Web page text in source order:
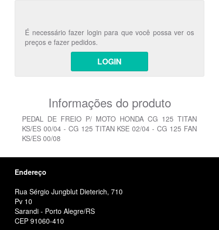
É necessário fazer login para que você possa ver os
preços e fazer pedidos.
LOGIN
Informações do produto
PEDAL DE FREIO P/ MOTO HONDA CG 125 TITAN
KS/ES 00/04 - CG 125 TITAN KSE 02/04 - CG 125 FAN
KS/ES 00/08
Endereço
Rua Sérgio Jungblut Dieterich, 710
Pv 10
Sarandi - Porto Alegre/RS
CEP 91060-410